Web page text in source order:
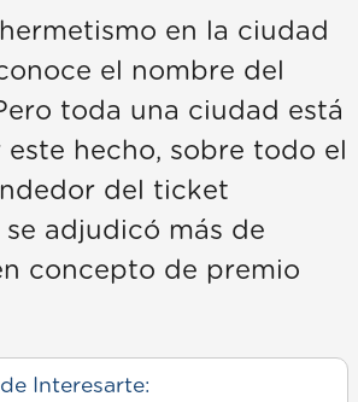
en la ciudad
el nombre del
toda una ciudad está
hecho, sobre todo el
del ticket
adjudicó más de
concepto de premio
Interesarte: